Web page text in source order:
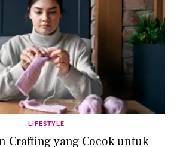
LIFESTYLE
Crafting yang Cocok untuk